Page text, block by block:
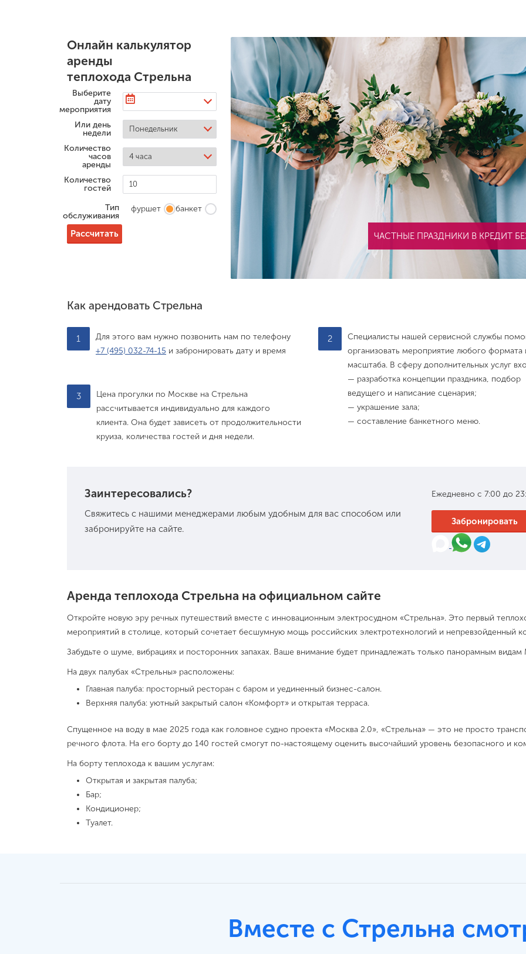
Онлайн калькулятор
аренды
теплохода Стрельна
Выберите
дату
мероприятия
Или день
недели
Количество
часов
аренды
Количество
гостей
Тип
обслуживания
фуршет банкет
Рассчитать ЧАСТНЫЕ ПРАЗДНИКИ В КРЕДИТ
Как арендовать Стрельна
1
Для этого вам нужно позвонить нам по телефону
+7 (495) 032-74-15 и забронировать дату и время
3
Цена прогулки по Москве на Стрельна
рассчитывается индивидуально для каждого
клиента. Она будет зависеть от продолжительности
круиза, количества гостей и дня недели.
2
Специалисты нашей сервисной службы
организовать мероприятие любого формата
масштаба. В сферу дополнительных услуг
— разработка концепции праздника, подбор
ведущего и написание сценария;
— украшение зала;
— составление банкетного меню.
Заинтересовались?
Свяжитесь с нашими менеджерами любым удобным для вас способом или
забронируйте на сайте.
Ежедневно с 7:00 до
Забронировать
Аренда теплохода Стрельна на официальном сайте
Откройте новую эру речных путешествий вместе с инновационным электросудном «Стрельна». Это первый
мероприятий в столице, который сочетает бесшумную мощь российских электротехнологий и непревзойденный
Забудьте о шуме, вибрациях и посторонних запахах. Ваше внимание будет принадлежать только панорамным
На двух палубах «Стрельны» расположены:
Главная палуба: просторный ресторан с баром и уединенный бизнес-салон.
Верхняя палуба: уютный закрытый салон «Комфорт» и открытая терраса.
Спущенное на воду в мае 2025 года как головное судно проекта «Москва 2.0», «Стрельна» — это не просто
речного флота. На его борту до 140 гостей смогут по-настоящему оценить высочайший уровень безопасного и
На борту теплохода к вашим услугам:
Открытая и закрытая палуба;
Бар;
Кондиционер;
Туалет.
Вместе с Стрельна